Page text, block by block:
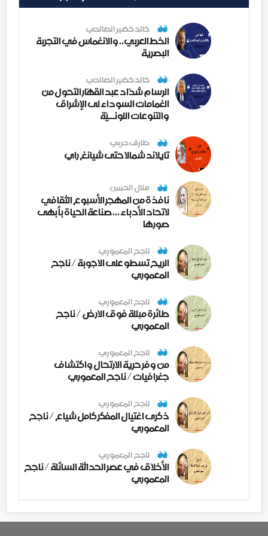
خالد خضير الصالحي
الخط العربي.. والانغماس في التجربة
البصرية
خالد خضير الصالحي
الرسام شدّاد عبد القهّار التحول من
الغمامات السوداء لى الإشراق
والتنوعات اللونــيّة
طارق حربي
تايلاند شمالا حتى شيانغ راي
منال الحسن
نافذة من المهجر الأسبوع الثقافي
لاتحاد الأدباء ... صناعة الحياة بأبهى
صورها
ناجح المعموري
الريح تسطو على الاجوبة / ناجح
المعموري
ناجح المعموري
طائرة مبللة فوق الارض / ناجح
المعموري
ناجح المعموري
من وفر حرية الارتحال واكتشاف
جغرافيات / ناجح المعموري
ناجح المعموري
ذكرى اغتيال المفكر كامل شياع / ناجح
المعموري
ناجح المعموري
الأخلاق في عصر الحداثة السائلة / ناجح
المعموري